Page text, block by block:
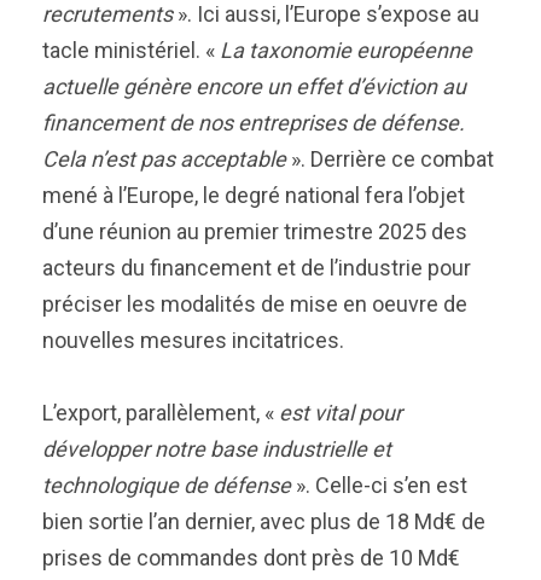
recrutements». Ici aussi, l’Europe s’expose au
tacle ministériel. « La taxonomie européenne
actuelle génère encore un effet d’éviction au
financement de nos entreprises de défense.
Cela n’est pas acceptable». Derrière ce combat
mené à l’Europe, le degré national fera l’objet
d’une réunion au premier trimestre 2025 des
acteurs du financement et de l’industrie pour
préciser les modalités de mise en oeuvre de
nouvelles mesures incitatrices.
L’export, parallèlement, « est vital pour
développer notre base industrielle et
technologique de défense». Celle-ci s’en est
bien sortie l’an dernier, avec plus de 18 Md€ de
prises de commandes dont près de 10 Md€